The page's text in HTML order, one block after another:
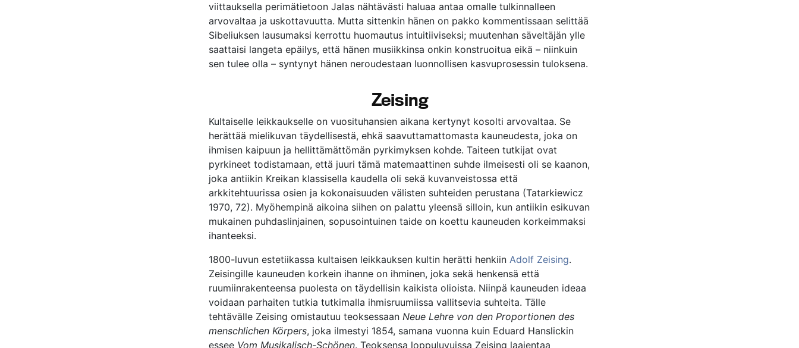
viittauksella perimätietoon Jalas nähtävästi haluaa antaa omalle tulkinnalleen
arvovaltaa ja uskottavuutta. Mutta sittenkin hänen on pakko kommentissaan selittää
Sibeliuksen lausumaksi kerrottu huomautus intuitiiviseksi; muutenhan säveltäjän ylle
saattaisi langeta epäilys, että hänen musiikkinsa onkin konstruoitua eikä – niinkuin
sen tulee olla – syntynyt hänen neroudestaan luonnollisen kasvuprosessin tuloksena.
Zeising
Kultaiselle leikkaukselle on vuosituhansien aikana kertynyt kosolti arvovaltaa. Se
herättää mielikuvan täydellisestä, ehkä saavuttamattomasta kauneudesta, joka on
ihmisen kaipuun ja hellittämättömän pyrkimyksen kohde. Taiteen tutkijat ovat
pyrkineet todistamaan, että juuri tämä matemaattinen suhde ilmeisesti oli se kaanon,
joka antiikin Kreikan klassisella kaudella oli sekä kuvanveistossa että
arkkitehtuurissa osien ja kokonaisuuden välisten suhteiden perustana (Tatarkiewicz
1970, 72). Myöhempinä aikoina siihen on palattu yleensä silloin, kun antiikin esikuvan
mukainen puhdaslinjainen, sopusointuinen taide on koettu kauneuden korkeimmaksi
ihanteeksi.
1800-luvun estetiikassa kultaisen leikkauksen kultin herätti henkiin Adolf Zeising.
Zeisingille kauneuden korkein ihanne on ihminen, joka sekä henkensä että
ruumiinrakenteensa puolesta on täydellisin kaikista olioista. Niinpä kauneuden ideaa
voidaan parhaiten tutkia tutkimalla ihmisruumiissa vallitsevia suhteita. Tälle
tehtävälle Zeising omistautuu teoksessaan Neue Lehre von den Proportionen des
menschlichen Körpers, joka ilmestyi 1854, samana vuonna kuin Eduard Hanslickin
essee Vom Musikalisch-Schönen. Teoksensa loppuluvuissa Zeising laajentaa